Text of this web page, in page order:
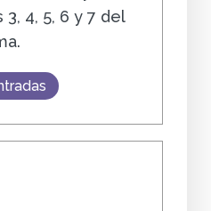
4, 5, 6 y 7 del